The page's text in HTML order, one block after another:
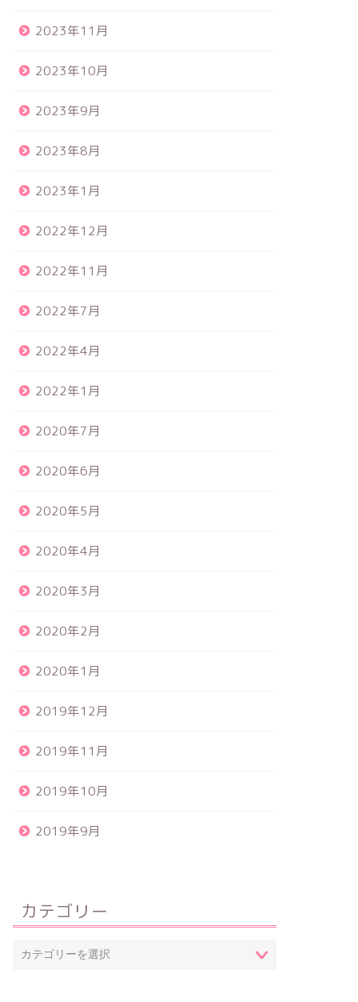
2023年11月
2023年10月
2023年9月
2023年8月
2023年1月
2022年12月
2022年11月
2022年7月
2022年4月
2022年1月
2020年7月
2020年6月
2020年5月
2020年4月
2020年3月
2020年2月
2020年1月
2019年12月
2019年11月
2019年10月
2019年9月
カテゴリー